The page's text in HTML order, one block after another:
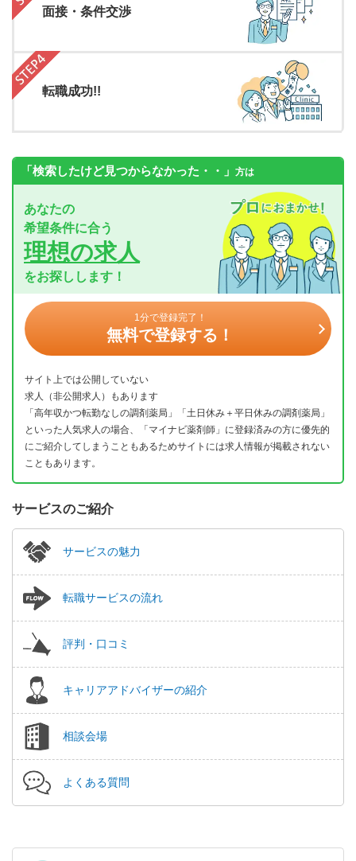
面接・条件交渉
転職成功!!
「検索したけど見つからなかった・・」 方は
あなたの
希望条件に合う
理想の求人
をお探しします！
1分で登録完了！
無料で登録する！
サイト上では公開していない
求人（非公開求人）もあります
「高年収かつ転勤なしの調剤薬局」「土日休み＋平日休みの調剤薬局」
といった人気求人の場合、「マイナビ薬剤師」に登録済みの方に優先的
にご紹介してしまうこともあるためサイトには求人情報が掲載されない
こともあります。
サービスのご紹介
サービスの魅力
転職サービスの流れ
評判・口コミ
キャリアアドバイザーの紹介
相談会場
よくある質問